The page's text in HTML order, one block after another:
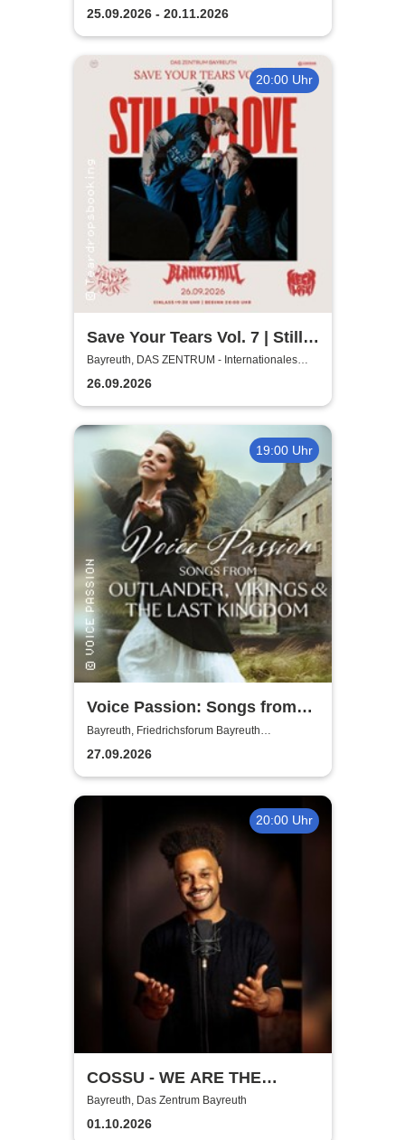
25.09.2026 - 20.11.2026
20:00 Uhr
Save Your Tears Vol. 7 | Still
in Love, Blanket Hill,
Necklock, Glass Out
Bayreuth, DAS ZENTRUM - Internationales
Jugendkulturzentrum Bayreuth
26.09.2026
19:00 Uhr
Voice Passion: Songs from
Outlander, Vikings & The Last
Kingdom
Bayreuth, Friedrichsforum Bayreuth
(Balkonsaal)
27.09.2026
20:00 Uhr
COSSU - WE ARE THE
GERMANS - Stand-Up
Comedy
Bayreuth, Das Zentrum Bayreuth
01.10.2026